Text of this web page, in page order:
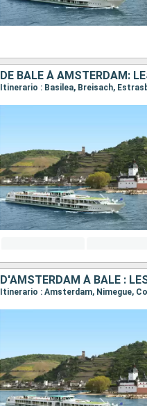
DE BÂLE À AMSTERDAM:
Itinerario : Basilea, Breisach,
D'AMSTERDAM À BÂLE :
Itinerario : Amsterdam, Nimegue,